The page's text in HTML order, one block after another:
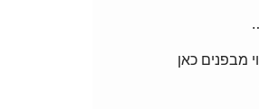
מבפנים כאן